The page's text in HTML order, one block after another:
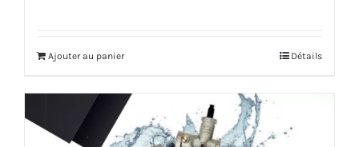
Ajouter au panier Détails